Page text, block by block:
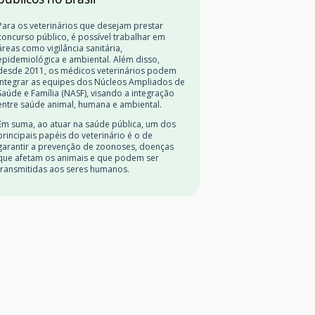
os veterinários que desejam prestar
público, é possível trabalhar em
como vigilância sanitária,
e ambiental. Além disso,
2011, os médicos veterinários podem
as equipes dos Núcleos Ampliados de
e Família (NASF), visando a integração
saúde animal, humana e ambiental.
suma, ao atuar na saúde pública, um dos
papéis do veterinário é o de
a prevenção de zoonoses, doenças
afetam os animais e que podem ser
aos seres humanos.